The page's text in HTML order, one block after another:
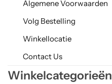
Algemene Voorwaarden
Volg Bestelling
Winkellocatie
Contact Us
Winkelcategorieën